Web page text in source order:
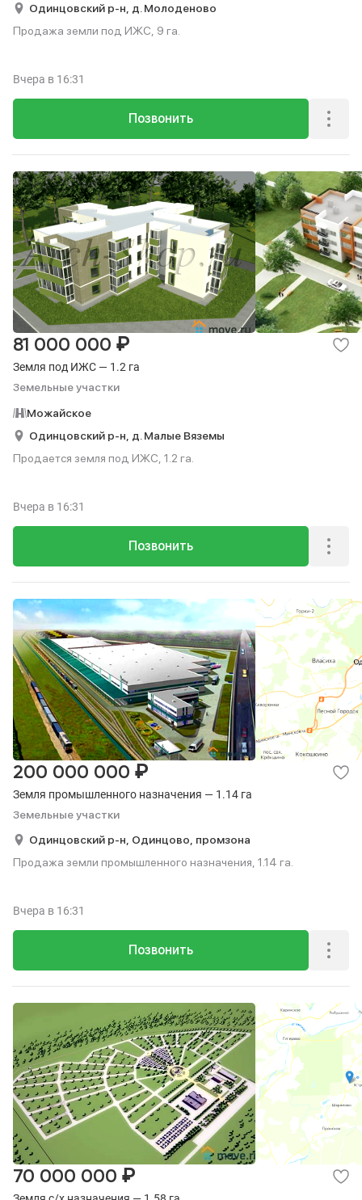
Одинцовский р-н, д. Молоденово
Продажа земли под ИЖС, 9 га.
Позвонить
Вчера в 16:31
Земля под ИЖС — 1.2 га
Земельные участки
81 000 000 ₽
Можайское
Одинцовский р-н, д. Малые Вяземы
Продается земля под ИЖС, 1.2 га.
Позвонить
Вчера в 16:31
Земля промышленного назначения — 1.14 га
Земельные участки
200 000 000 ₽
Одинцовский р-н, Одинцово, промзона
Продажа земли промышленного назначения, 1.14 га.
Позвонить
Вчера в 16:31
70 000 000 ₽